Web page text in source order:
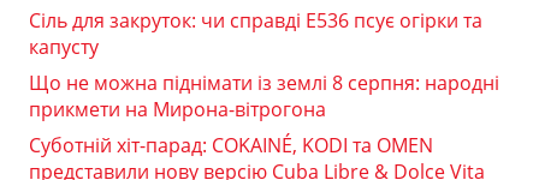
Сіль для закруток: чи справді Е536 псує огірки та
капусту
Що не можна піднімати із землі 8 серпня: народні
прикмети на Мирона-вітрогона
Суботній хіт-парад: COKAINÉ, KODI та OMEN
представили нову версію Cuba Libre & Dolce Vita